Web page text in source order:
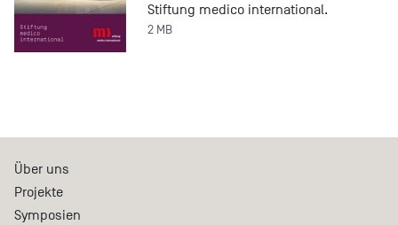
Stiftung medico international.
2 MB
Über uns
Projekte
Symposien